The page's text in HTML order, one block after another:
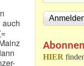
HIER